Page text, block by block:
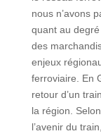
nous n’avons
quant au
des
enjeux
ferroviaire. En
retour d’un
la région.
l’avenir du